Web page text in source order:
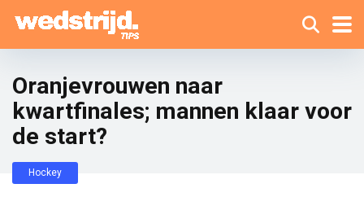
Oranjevrouwen naar
kwartfinales; mannen klaar voor
de start?
Hockey